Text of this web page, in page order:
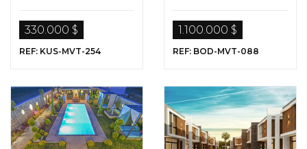
330.000 $
REF: KUS-MVT-254
Projesi
1.100.000 $
REF: BOD-MVT-088